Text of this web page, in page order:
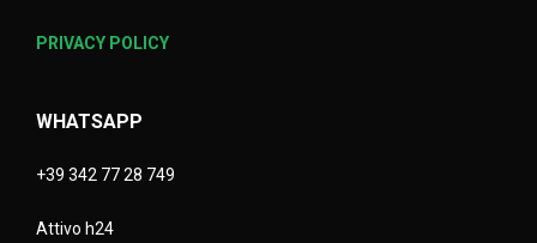
PRIVACY POLICY
WHATSAPP
+39 342 77 28 749
Attivo h24